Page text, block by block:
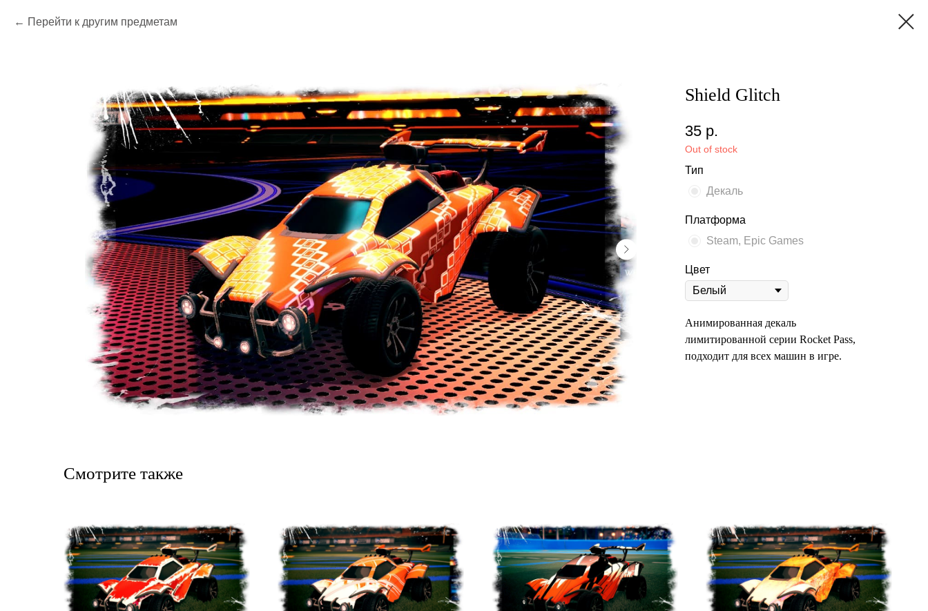
Перейти к другим предметам
Shield Glitch
35 р.
Out of stock
Тип
Декаль
Платформа
Steam, Epic Games
Цвет
Анимированная декаль
лимитированной серии Rocket Pass,
подходит для всех машин в игре.
Смотрите также